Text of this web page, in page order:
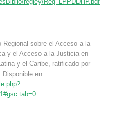
sobre el Acceso a la
y el Acceso a la Justicia en
y el Caribe, ratificado por
Disponible en